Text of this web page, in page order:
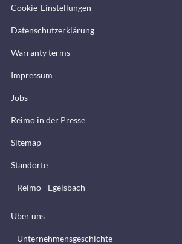
Cookie-Einstellungen
Datenschutzerklärung
Warranty terms
Impressum
Jobs
Reimo in der Presse
Sitemap
Standorte
Reimo - Egelsbach
Über uns
Unternehmensgeschichte